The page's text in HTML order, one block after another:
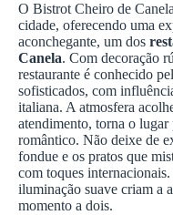
O Bistrot Cheiro de
cidade, oferecendo uma
aconchegante, um dos
Canela. Com decoração
restaurante é conhecido
sofisticados, com
italiana. A atmosfera
atendimento, torna o
romântico. Não deixe de
fondue e os pratos que
com toques
iluminação suave criam a
momento a dois.